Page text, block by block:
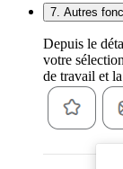
7. Autres
Depuis le
votre
de travail et